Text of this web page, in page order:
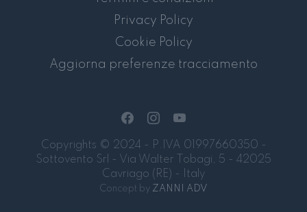
Privacy Policy
Cookie Policy
Aggiorna preferenze tracciamento
Copyrights © 2024 - P.IVA 01997660350 -
Sottovento Srl - Via Walter Tobagi, 5 - 42025
Cavriago (RE) - Italy
Concept by ZANNI ADV